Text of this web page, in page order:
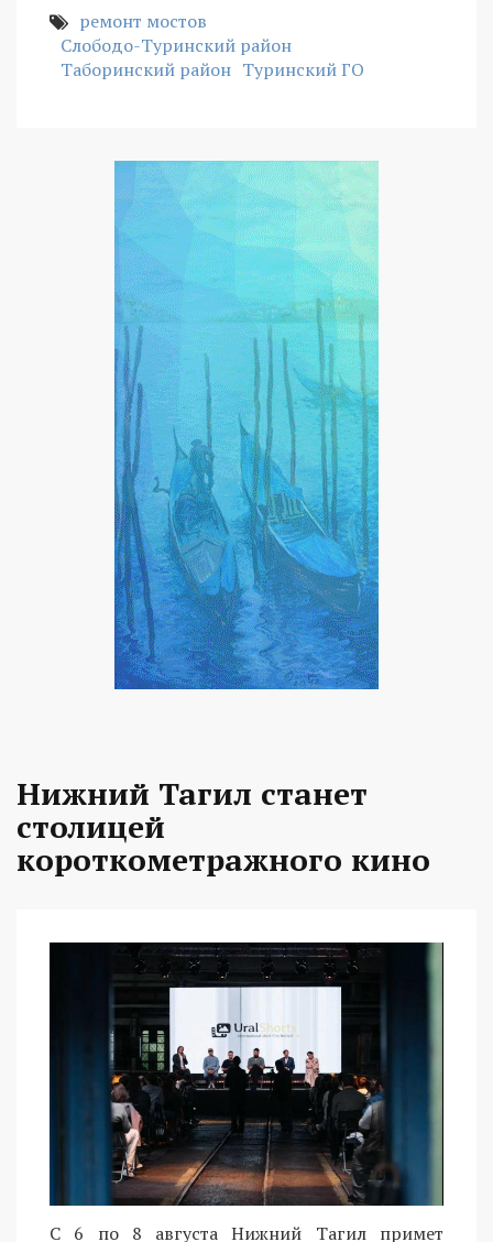
ремонт мостов
Слободо-Туринский район
Таборинский район Туринский ГО
Нижний Тагил станет
столицей
короткометражного кино
С 6 по 8 августа Нижний Тагил примет